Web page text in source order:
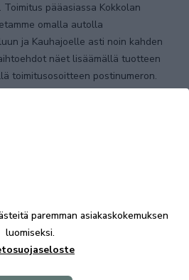
pääasiassa Kokkolan
omalla autolla
ja Kauhajoelle asti noin kahden
näet lisäämällä tuotteen
toimitusosoitteen postinumeron.
paremman asiakaskokemuksen
luomiseksi.